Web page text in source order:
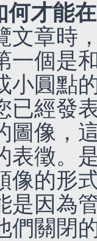
何才能
文章時
一個是
小圓點
已經發
圖像，
表徵。
像的形
是因為
們關閉